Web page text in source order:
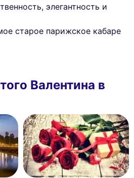
элегантность и
старое парижское кабаре
Валентина в